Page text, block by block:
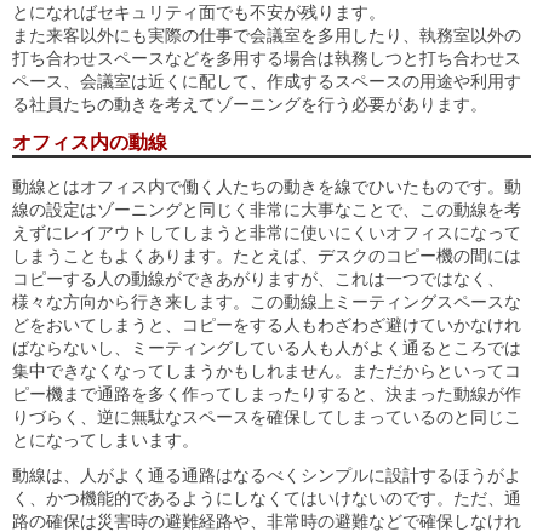
とになればセキュリティ面でも不安が残ります。
また来客以外にも実際の仕事で会議室を多用したり、執務室以外の
打ち合わせスペースなどを多用する場合は執務しつと打ち合わせス
ペース、会議室は近くに配して、作成するスペースの用途や利用す
る社員たちの動きを考えてゾーニングを行う必要があります。
オフィス内の動線
動線とはオフィス内で働く人たちの動きを線でひいたものです。動
線の設定はゾーニングと同じく非常に大事なことで、この動線を考
えずにレイアウトしてしまうと非常に使いにくいオフィスになって
しまうこともよくあります。たとえば、デスクのコピー機の間には
コピーする人の動線ができあがりますが、これは一つではなく、
様々な方向から行き来します。この動線上ミーティングスペースな
どをおいてしまうと、コピーをする人もわざわざ避けていかなけれ
ばならないし、ミーティングしている人も人がよく通るところでは
集中できなくなってしまうかもしれません。まただからといってコ
ピー機まで通路を多く作ってしまったりすると、決まった動線が作
りづらく、逆に無駄なスペースを確保してしまっているのと同じこ
とになってしまいます。
動線は、人がよく通る通路はなるべくシンプルに設計するほうがよ
く、かつ機能的であるようにしなくてはいけないのです。ただ、通
路の確保は災害時の避難経路や、非常時の避難などで確保しなけれ